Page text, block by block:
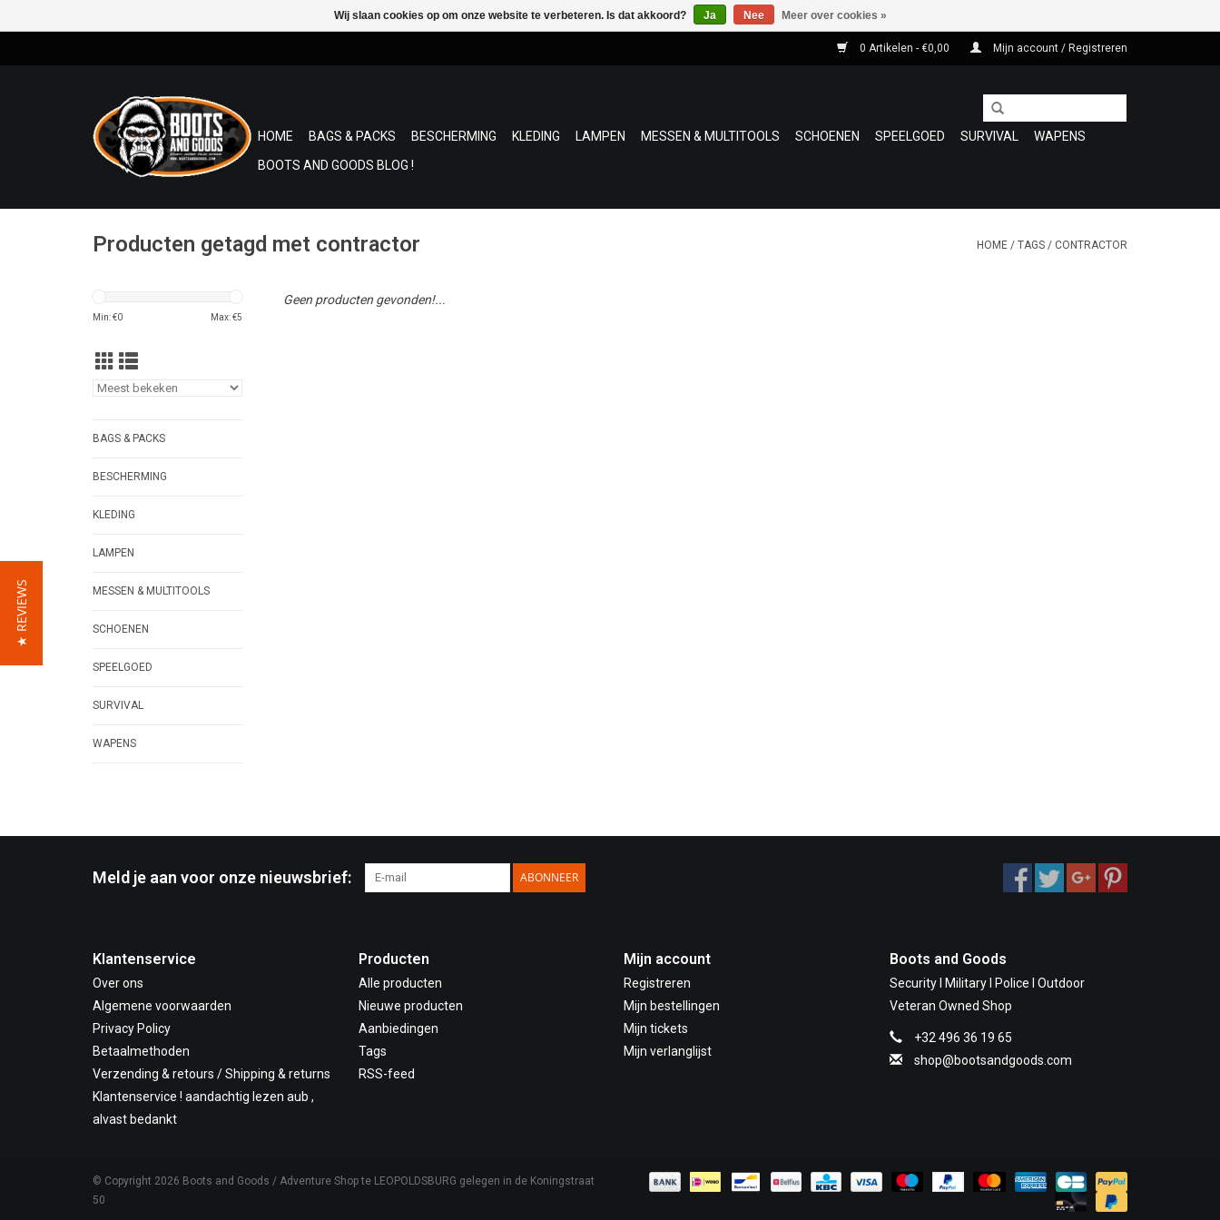
0 Artikelen - €0,00 Mijn account / Registreren
HOME BAGS & PACKS BESCHERMING KLEDING LAMPEN MESSEN & MULTITOOLS SCHOENEN SPEELGOED SURVIVAL
WAPENS
BOOTS AND GOODS BLOG !
Producten getagd met contractor HOME / TAGS / CONTRACTOR
Min: €0 Max: €5
BAGS & PACKS
BESCHERMING
KLEDING
LAMPEN
MESSEN & MULTITOOLS
SCHOENEN
SPEELGOED
SURVIVAL
WAPENS
Geen producten gevonden!...
Meld je aan voor onze nieuwsbrief: ABONNEER
Klantenservice
Over ons
Algemene voorwaarden
Privacy Policy
Betaalmethoden
Verzending & retours / Shipping & returns
Klantenservice ! aandachtig lezen aub ,
alvast bedankt
Producten
Alle producten
Nieuwe producten
Aanbiedingen
Tags
RSS-feed
Mijn account
Registreren
Mijn bestellingen
Mijn tickets
Mijn verlanglijst
Boots and Goods
Security I Military I Police I Outdoor
Veteran Owned Shop
+32 496 36 19 65
shop@bootsandgoods.com
© Copyright 2026 Boots and Goods / Adventure Shop te LEOPOLDSBURG gelegen in de Koningstraat
50
Wij slaan cookies op om onze website te verbeteren. Is dat akkoord? Ja Nee Meer over cookies »
★ REVIEWS